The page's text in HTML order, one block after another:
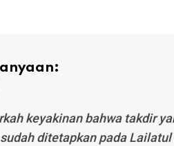
keyakinan bahwa takdir
ditetapkan pada